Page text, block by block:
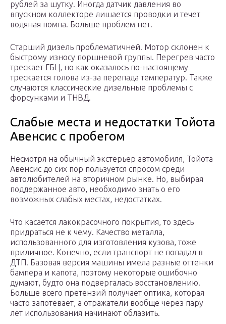
рублей за шутку. Иногда датчик давления во
впускном коллекторе лишается проводки и течет
водяная помпа. Больше проблем нет.
Старший дизель проблематичней. Мотор склонен к
быстрому износу поршневой группы. Перегрев часто
трескает ГБЦ, но как оказалось по-настоящему
трескается голова из-за перепада температур. Также
случаются классические дизельные проблемы с
форсунками и ТНВД.
Слабые места и недостатки Тойота
Авенсис с пробегом
Несмотря на обычный экстерьер автомобиля, Тойота
Авенсис до сих пор пользуется спросом среди
автолюбителей на вторичном рынке. Но, выбирая
поддержанное авто, необходимо знать о его
возможных слабых местах, недостатках.
Что касается лакокрасочного покрытия, то здесь
придраться не к чему. Качество металла,
использованного для изготовления кузова, тоже
приличное. Конечно, если транспорт не попадал в
ДТП. Базовая версия машины имела разные оттенки
бампера и капота, поэтому некоторые ошибочно
думают, будто она подвергалась восстановлению.
Больше всего претензий получает оптика, которая
часто запотевает, а отражатели вообще через пару
лет использования начинают облазить.